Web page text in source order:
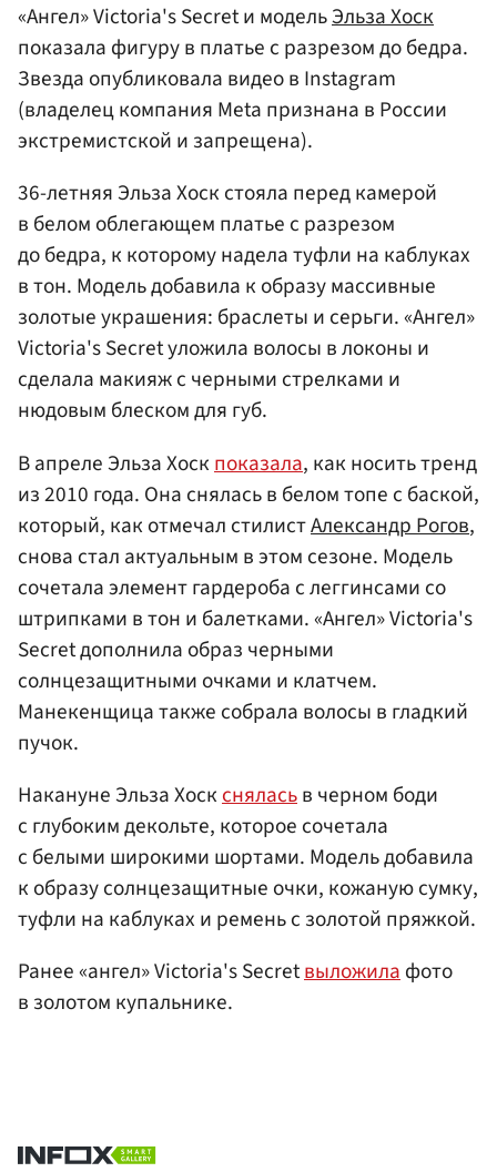
«Ангел» Victoria's Secret и модельЭльза Хоск
показала фигуру в платье с разрезом до бедра.
Звезда опубликовала видео в Instagram
(владелец компания Meta признана в России
экстремистской и запрещена).
36-летняя Эльза Хоск стояла перед камерой
в белом облегающем платье с разрезом
до бедра, к которому надела туфли на каблуках
в тон. Модель добавила к образу массивные
золотые украшения: браслеты и серьги. «Ангел»
Victoria's Secret уложила волосы в локоны и
сделала макияж с черными стрелками и
нюдовым блеском для губ.
В апреле Эльза Хоск показала, как носить тренд
из 2010 года. Она снялась в белом топе с баской,
который, как отмечал стилистАлександр Рогов,
снова стал актуальным в этом сезоне. Модель
сочетала элемент гардероба с леггинсами со
штрипками в тон и балетками. «Ангел» Victoria's
Secret дополнила образ черными
солнцезащитными очками и клатчем.
Манекенщица также собрала волосы в гладкий
пучок.
Накануне Эльза Хосксняласьв черном боди
с глубоким декольте, которое сочетала
с белыми широкими шортами. Модель добавила
к образу солнцезащитные очки, кожаную сумку,
туфли на каблуках и ремень с золотой пряжкой.
Ранее «ангел» Victoria's Secretвыложилафото
в золотом купальнике.